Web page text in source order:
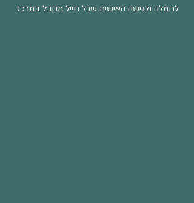
לחמלה ולגישה האישית שכל חייל מקבל במרכז.